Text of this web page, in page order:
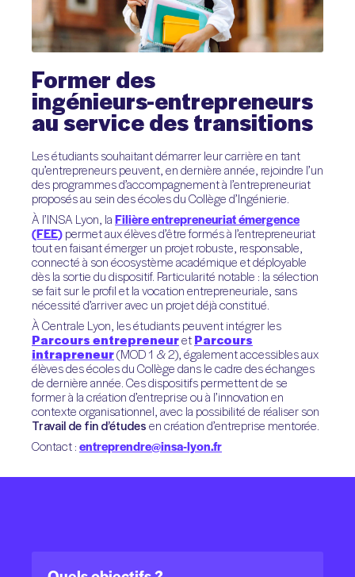
Formerdes
ingénieurs-entrepreneurs
auservicedestransitions
Les étudiants souhaitant démarrer leur carrière en tant
qu’entrepreneurs peuvent, en dernière année, rejoindre l’un
des programmes d’accompagnement à l’entrepreneuriat
proposés au sein des écoles du Collège d’Ingénierie.
À l’INSA Lyon, laFilière entrepreneuriat émergence
(FEE)permet aux élèves d’être formés à l’entrepreneuriat
tout en faisant émerger un projet robuste, responsable,
connecté à son écosystème académique et déployable
dès la sortie du dispositif. Particularité notable : la sélection
se fait sur le profil et la vocation entrepreneuriale, sans
nécessité d’arriver avec un projet déjà constitué.
À Centrale Lyon, les étudiants peuvent intégrer les
Parcours entrepreneuretParcours
intrapreneur(MOD 1 & 2), également accessibles aux
élèves des écoles du Collège dans le cadre des échanges
de dernière année. Ces dispositifs permettent de se
former à la création d’entreprise ou à l’innovation en
contexte organisationnel, avec la possibilité de réaliser son
Travail de fin d’étudesen création d’entreprise mentorée.
Contact :entreprendre@insa-lyon.fr